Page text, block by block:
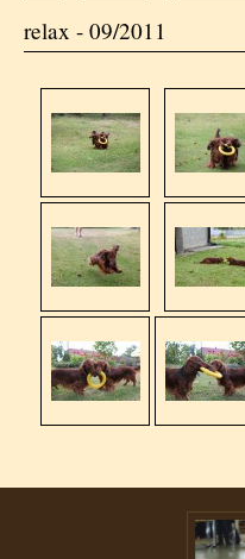
relax - 09/2011